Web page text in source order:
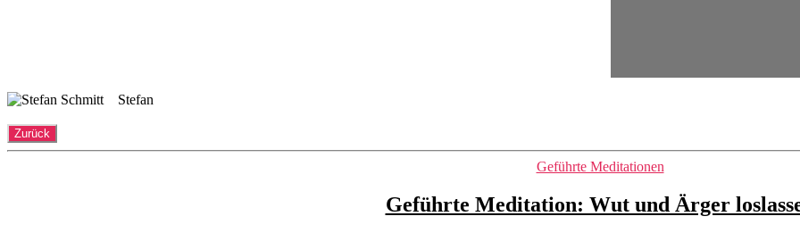
Stefan
Kategorien
Geführte Meditationen
Geführte Meditation: Wut und Ärger